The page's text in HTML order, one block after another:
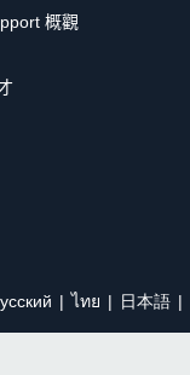
概觀
ไทย 日本語